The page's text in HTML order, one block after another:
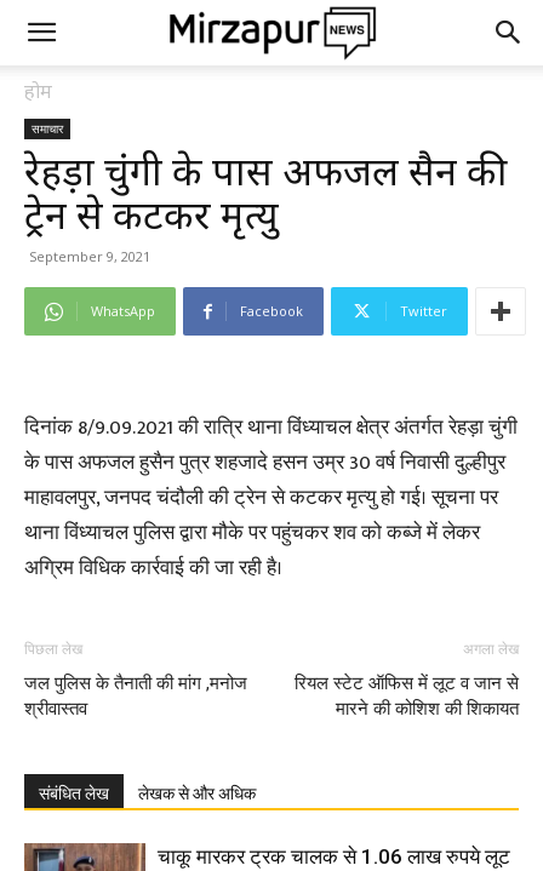
होम
समाचार
रेहड़ा चुंगी के पास अफजल हुसैन की
ट्रेन से कटकर मृत्यु
September 9, 2021
WhatsApp Facebook Twitter
दिनांक 8/9.09.2021 की रात्रि थाना विंध्याचल क्षेत्र अंतर्गत रेहड़ा चुंगी
के पास अफजल हुसैन पुत्र शहजादे हसन उम्र 30 वर्ष निवासी दुल्हीपुर
माहावलपुर, जनपद चंदौली की ट्रेन से कटकर मृत्यु हो गई। सूचना पर
थाना विंध्याचल पुलिस द्वारा मौके पर पहुंचकर शव को कब्जे में लेकर
अग्रिम विधिक कार्रवाई की जा रही है।
पिछला लेख
जल पुलिस के तैनाती की मांग ,मनोज
श्रीवास्तव
अगला लेख
रियल स्टेट ऑफिस में लूट व जान से
मारने की कोशिश की शिकायत
संबंधित लेख लेखक से और अधिक
चाकू मारकर ट्रक चालक से 1.06 लाख रुपये लूट